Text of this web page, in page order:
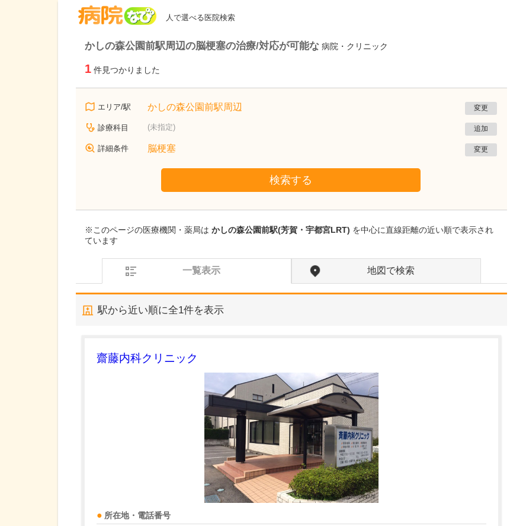
人で選べる医院検索
かしの森公園前駅周辺の脳梗塞の治療/対応が可能な 病院・クリニック
1 件見つかりました
エリア/駅 かしの森公園前駅周辺 変更
診療科目 (未指定) 追加
詳細条件 脳梗塞 変更
検索する
※このページの医療機関・薬局は かしの森公園前駅(芳賀・宇都宮LRT) を中心に直線距離の近い順で表示され
ています
一覧表示 地図で検索
駅から近い順に全1件を表示
齋藤内科クリニック
所在地・電話番号
千葉県千葉市美浜区
海岸歯科室
貴院では「8026」というスローガンを掲げられ
ていますね。
はい。当院では「8020運
動」をさらに進めて「80
防・定期メンテナン…